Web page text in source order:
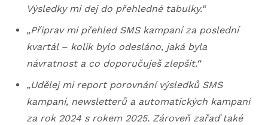
Výsledky mi dej do přehledné tabulky.“
„Připrav mi přehled SMS kampaní za poslední
kvartál – kolik bylo odesláno, jaká byla
návratnost a co doporučuješ zlepšit.“
„Udělej mi report porovnání výsledků SMS
kampaní, newsletterů a automatických kampaní
za rok 2024 s rokem 2025. Zároveň zařaď také